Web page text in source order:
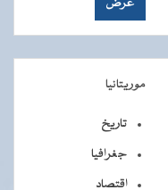
موريتانيا
تاريخ
جغرافيا
اقتصاد